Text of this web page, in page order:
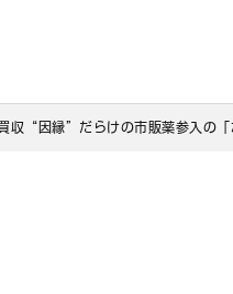
収“因縁”だらけの市販薬参入の「